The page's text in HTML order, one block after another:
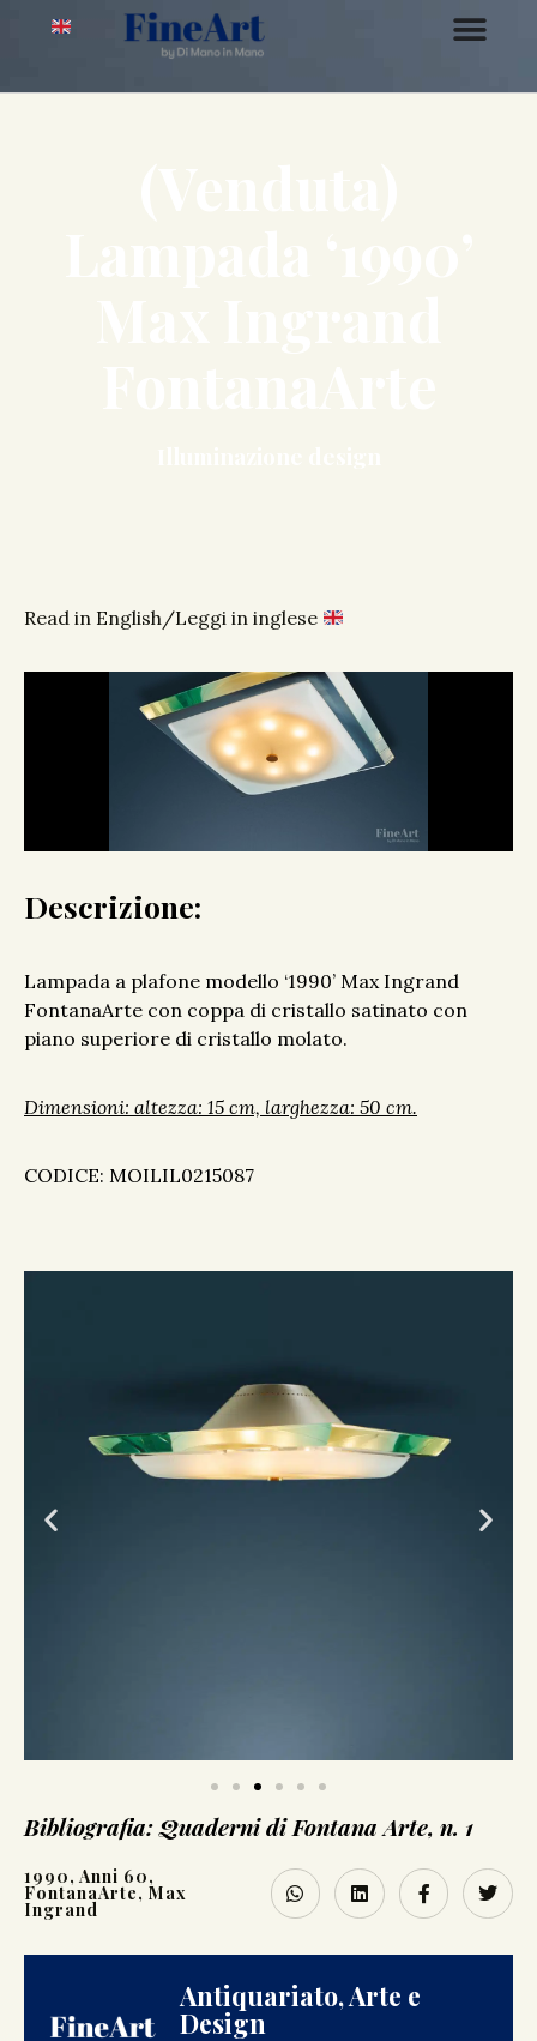
Read in English/Leggi in inglese
Descrizione:
Lampada a plafone modello ‘1990’ Max Ingrand
FontanaArte con coppa di cristallo satinato con
piano superiore di cristallo molato.
Dimensioni: altezza: 15 cm, larghezza: 50 cm.
CODICE: MOILIL0215087
Bibliografia: Quaderni di Fontana Arte, n. 1
1990, Anni 60,
FontanaArte, Max
Ingrand
Antiquariato, Arte e
Design